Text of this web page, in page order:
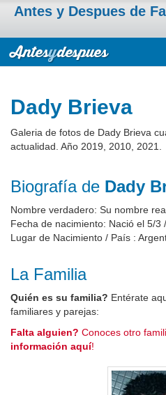
Antes y Despues de
Dady Brieva
Galeria de fotos de Dady Brieva
actualidad. Año 2019, 2010, 2021.
Biografía de Dady
Nombre verdadero: Su nombre
Fecha de nacimiento: Nació el 5/3
Lugar de Nacimiento / País :
La Familia
Quién es su familia? Entérate
familiares y parejas:
Falta alguien? Conoces otro
información aquí!